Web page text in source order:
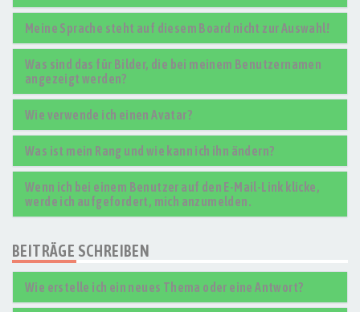
Meine Sprache steht auf diesem Board nicht zur Auswahl!
Was sind das für Bilder, die bei meinem Benutzernamen
angezeigt werden?
Wie verwende ich einen Avatar?
Was ist mein Rang und wie kann ich ihn ändern?
Wenn ich bei einem Benutzer auf den E-Mail-Link klicke,
werde ich aufgefordert, mich anzumelden.
BEITRÄGE SCHREIBEN
Wie erstelle ich ein neues Thema oder eine Antwort?